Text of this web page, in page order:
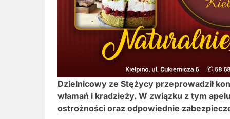
Dzielnicowy ze Stężycy przeprowadził
włamań i kradzieży. W związku z tym
ostrożności oraz odpowiednie